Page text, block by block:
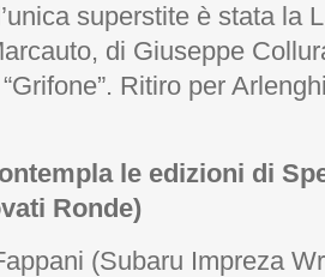
superstite è stata la
di Giuseppe
Ritiro per
le edizioni di
Ronde)
(Subaru Impreza